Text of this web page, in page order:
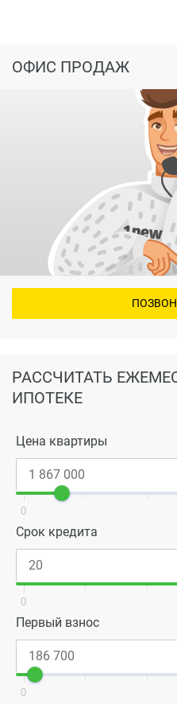
РАССЧИТАТЬ
ИПОТЕКЕ
Цена квартиры
0
Срок кредита
0
Первый взнос
0
ОФИС ПРОДАЖ